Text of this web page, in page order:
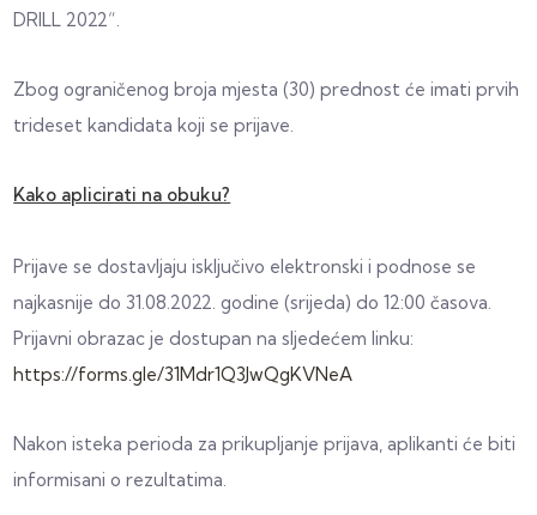
DRILL 2022“.
Zbog ograničenog broja mjesta (30) prednost će imati prvih
trideset kandidata koji se prijave.
Kako aplicirati na obuku?
Prijave se dostavljaju isključivo elektronski i podnose se
najkasnije do 31.08.2022. godine (srijeda) do 12:00 časova.
Prijavni obrazac je dostupan na sljedećem linku:
https://forms.gle/31Mdr1Q3JwQgKVNeA
Nakon isteka perioda za prikupljanje prijava, aplikanti će biti
informisani o rezultatima.